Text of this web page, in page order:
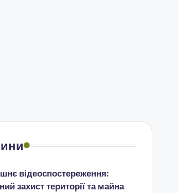
відеоспостереження:
захист території та майна